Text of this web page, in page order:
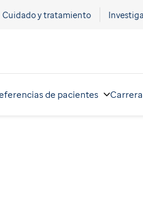
Cuidado y tratamiento
de pacientes